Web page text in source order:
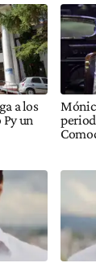
a los
un